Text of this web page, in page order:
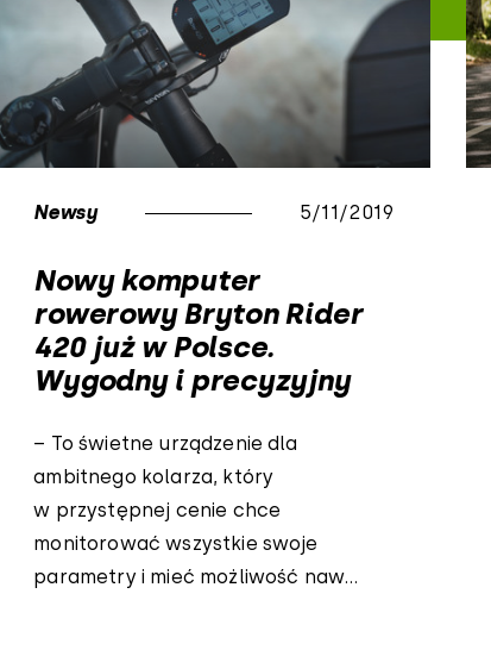
Newsy 5/11/2019
Nowy komputer
rowerowy Bryton Rider
420 już w Polsce.
Wygodny i precyzyjny
– To świetne urządzenie dla
ambitnego kolarza, który
w przystępnej cenie chce
monitorować wszystkie swoje
parametry i mieć możliwość naw...